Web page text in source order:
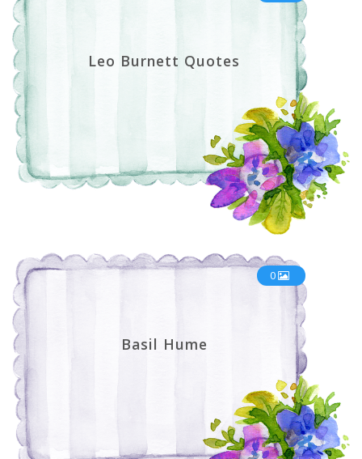
Leo Burnett Quotes
Basil Hume
0